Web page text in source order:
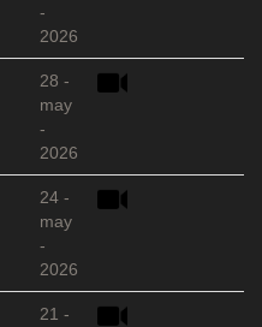
-
2026
28 -
may
-
2026
24 -
may
-
2026
21 -